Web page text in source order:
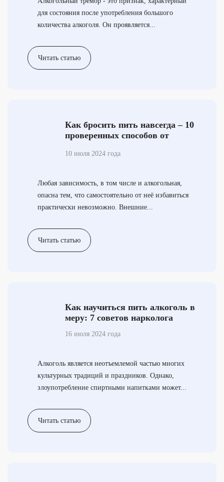
для состояния после употребления большого
количества алкоголя. Он проявляется...
Читать статью
Как бросить пить навсегда – 10
проверенных способов от
10 июля 2024 года
Любая зависимость, в том числе и алкогольная,
опасна тем, что самостоятельно от неё избавиться
практически невозможно. Внешние...
Читать статью
Как научиться пить алкоголь в
меру: 7 советов нарколога
16 июля 2024 года
Алкоголь является неотъемлемой частью многих
культурных традиций и праздников. Однако,
злоупотребление спиртными напитками может...
Читать статью